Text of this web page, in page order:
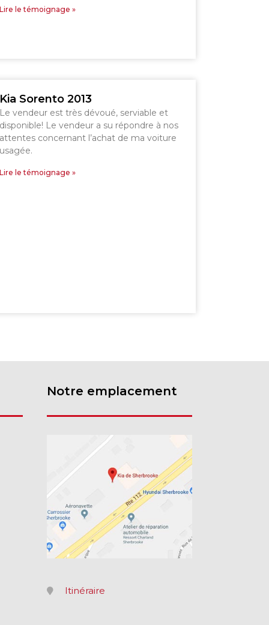
Lire le témoignage »
Kia Sorento 2013
Le vendeur est très dévoué, serviable et
disponible! Le vendeur a su répondre à nos
attentes concernant l’achat de ma voiture
usagée.
Lire le témoignage »
Notre emplacement
Itinéraire